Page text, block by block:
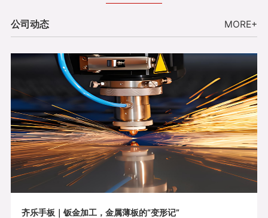
公司动态 MORE+
齐乐手板｜钣金加工，金属薄板的“变形记”